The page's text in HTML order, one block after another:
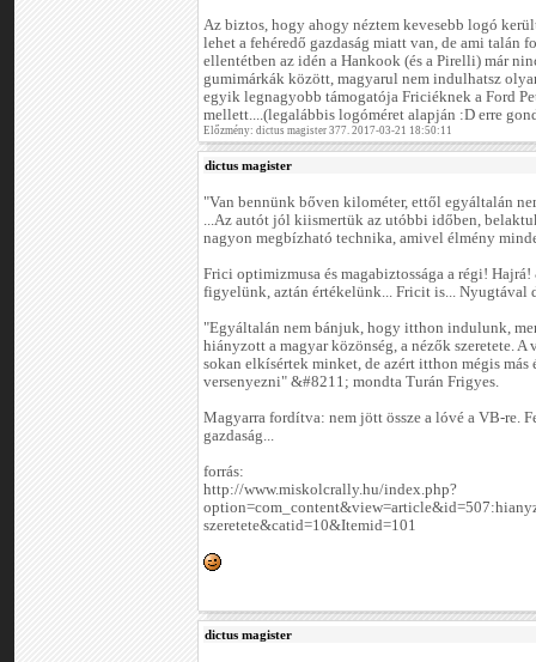
Az biztos, hogy ahogy néztem kevesebb logó
lehet a fehéredő gazdaság miatt van, de ami talán
ellentétben az idén a Hankook (és a Pirelli) már
gumimárkák között, magyarul nem indulhatsz
egyik legnagyobb támogatója Friciéknek a Ford
mellett....(legalábbis logóméret alapján :D erre
Előzmény: dictus magister 377. 2017-03-21 18:50:11
dictus magister
"Van bennünk bőven kilométer, ettől egyáltalán
...Az autót jól kiismertük az utóbbi időben,
nagyon megbízható technika, amivel élmény
Frici optimizmusa és magabiztossága a régi!
figyelünk, aztán értékelünk... Fricit is... Nyugtával
"Egyáltalán nem bánjuk, hogy itthon indulunk,
hiányzott a magyar közönség, a nézők szeretete. A
sokan elkísértek minket, de azért itthon mégis más
versenyezni" &#8211; mondta Turán Frigyes.
Magyarra fordítva: nem jött össze a lóvé a VB-re.
gazdaság...
forrás:
http://www.miskolcrally.hu/index.php?
szeretete&catid=10&Itemid=101
dictus magister